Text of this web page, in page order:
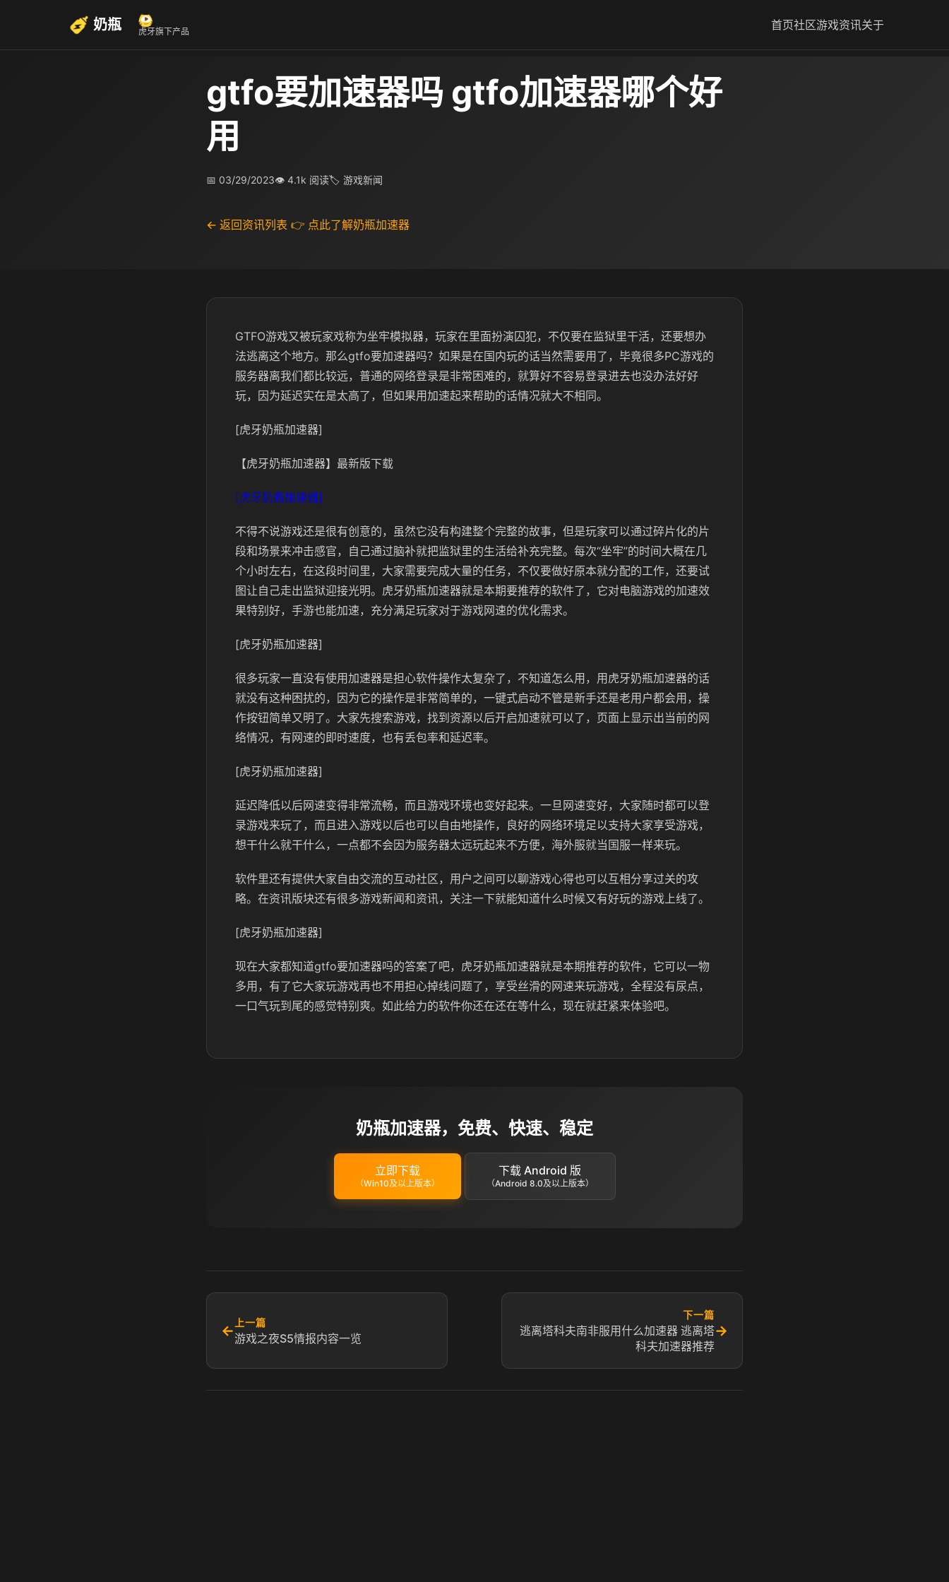
奶瓶 虎牙旗下产品 首页社区游戏资讯关于
gtfo要加速器吗 gtfo加速器哪个好
用
📅 03/29/2023👁 4.1k 阅读🏷 游戏新闻
← 返回资讯列表 👉 点此了解奶瓶加速器
GTFO游戏又被玩家戏称为坐牢模拟器，玩家在里面扮演囚犯，不仅要在监狱里干活，还要想办
法逃离这个地方。那么gtfo要加速器吗？如果是在国内玩的话当然需要用了，毕竟很多PC游戏的
服务器离我们都比较远，普通的网络登录是非常困难的，就算好不容易登录进去也没办法好好
玩，因为延迟实在是太高了，但如果用加速起来帮助的话情况就大不相同。
[虎牙奶瓶加速器]
【虎牙奶瓶加速器】最新版下载
[虎牙奶瓶加速器]
不得不说游戏还是很有创意的，虽然它没有构建整个完整的故事，但是玩家可以通过碎片化的片
段和场景来冲击感官，自己通过脑补就把监狱里的生活给补充完整。每次“坐牢”的时间大概在几
个小时左右，在这段时间里，大家需要完成大量的任务，不仅要做好原本就分配的工作，还要试
图让自己走出监狱迎接光明。虎牙奶瓶加速器就是本期要推荐的软件了，它对电脑游戏的加速效
果特别好，手游也能加速，充分满足玩家对于游戏网速的优化需求。
[虎牙奶瓶加速器]
很多玩家一直没有使用加速器是担心软件操作太复杂了，不知道怎么用，用虎牙奶瓶加速器的话
就没有这种困扰的，因为它的操作是非常简单的，一键式启动不管是新手还是老用户都会用，操
作按钮简单又明了。大家先搜索游戏，找到资源以后开启加速就可以了，页面上显示出当前的网
络情况，有网速的即时速度，也有丢包率和延迟率。
[虎牙奶瓶加速器]
延迟降低以后网速变得非常流畅，而且游戏环境也变好起来。一旦网速变好，大家随时都可以登
录游戏来玩了，而且进入游戏以后也可以自由地操作，良好的网络环境足以支持大家享受游戏，
想干什么就干什么，一点都不会因为服务器太远玩起来不方便，海外服就当国服一样来玩。
软件里还有提供大家自由交流的互动社区，用户之间可以聊游戏心得也可以互相分享过关的攻
略。在资讯版块还有很多游戏新闻和资讯，关注一下就能知道什么时候又有好玩的游戏上线了。
[虎牙奶瓶加速器]
现在大家都知道gtfo要加速器吗的答案了吧，虎牙奶瓶加速器就是本期推荐的软件，它可以一物
多用，有了它大家玩游戏再也不用担心掉线问题了，享受丝滑的网速来玩游戏，全程没有尿点，
一口气玩到尾的感觉特别爽。如此给力的软件你还在还在等什么，现在就赶紧来体验吧。
奶瓶加速器，免费、快速、稳定
立即下载
（Win10及以上版本）
下载 Android 版
（Android 8.0及以上版本）
← 上一篇
游戏之夜S5情报内容一览
下一篇
逃离塔科夫南非服用什么加速器 逃离塔
科夫加速器推荐
→